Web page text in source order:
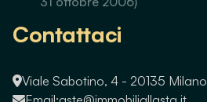
Contattaci
Viale Sabotino, 4 - 20135 Milano